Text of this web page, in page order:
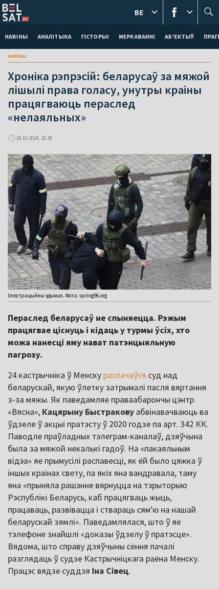
НАВІНЫ АНАЛІТЫКА ГІСТОРЫІ МЕРКАВАННI АБ'ЕКТЫЎ
BE
навіны
Хроніка рэпрэсій: беларусаў за мяжой
лішылі права голасу, унутры краіны
працягваюць пераслед
«нелаяльных»
24.10.2024, 20:38
Ілюстрацыйны здымак. Фота: spring96.org
Пераслед беларусаў не спыняецца. Рэжым
працягвае ціснуць і кідаць у турмы ўсіх, хто
можа нанесці яму нават патэнцыяльную
пагрозу.
24 кастрычніка ў Менску распачаўся суд над
беларускай, якую ўлетку затрымалі пасля вяртання
з-за мяжы. Як паведамляе праваабарончы цэнтр
«Вясна», Кацярыну Быстракову абвінавачваюць ва
ўдзеле ў акцыі пратэсту ў 2020 годзе па арт. 342 КК.
Паводле праўладных тэлеграм-каналаў, дзяўчына
была за мяжой некалькі гадоў. На «пакаяльным
відэа» яе прымусілі распавесці, як ёй было цяжка ў
іншых краінах свету, па якіх яна вандравала, таму
яна «прыняла рашэнне вярнуцца на тэрыторыю
Рэспублікі Беларусь, каб працягваць жыць,
працаваць, развівацца і ствараць сям'ю на нашай
беларускай зямлі». Паведамлялася, што ў яе
тэлефоне знайшлі «доказы ўдзелу ў пратэсце».
Вядома, што справу дзяўчыны сёння пачалі
разглядаць ў судзе Кастрычніцкага раёна Менску.
Працэс вядзе суддзя Іна Сівец.